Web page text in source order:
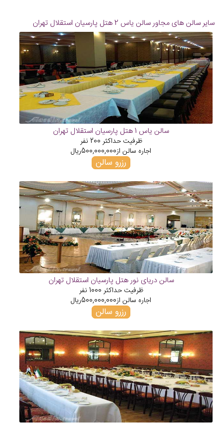
سایر سالن های مجاور سالن یاس 2 هتل پارسیان استقلال تهران
سالن یاس 1 هتل پارسیان استقلال تهران
ظرفیت حداکثر 200 نفر
اجاره سالن از500,000,000ریال
رزرو سالن
سالن دریای نور هتل پارسیان استقلال تهران
ظرفیت حداکثر 1000 نفر
اجاره سالن از500,000,000ریال
رزرو سالن